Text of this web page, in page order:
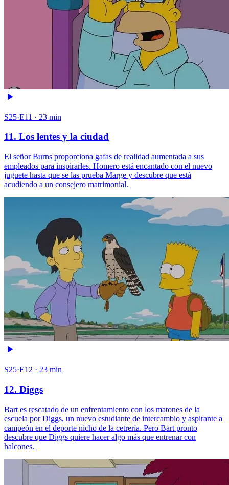
S25·E11 · 23 min
11. Los lentes y la ciudad
El señor Burns proporciona gafas de realidad aumentada a sus
empleados para inspirarles. Homero está encantado con el nuevo
juguete hasta que se las prueba Marge y descubre que está
acudiendo a un consejero matrimonial.
S25·E12 · 23 min
12. Diggs
Bart es rescatado de un enfrentamiento con los matones de la
escuela por Diggs, un nuevo estudiante de intercambio y aspirante a
campeón en el deporte nicho de la cetrería. Pero Bart pronto
descubre que Diggs quiere hacer algo más que entrenar con
halcones.